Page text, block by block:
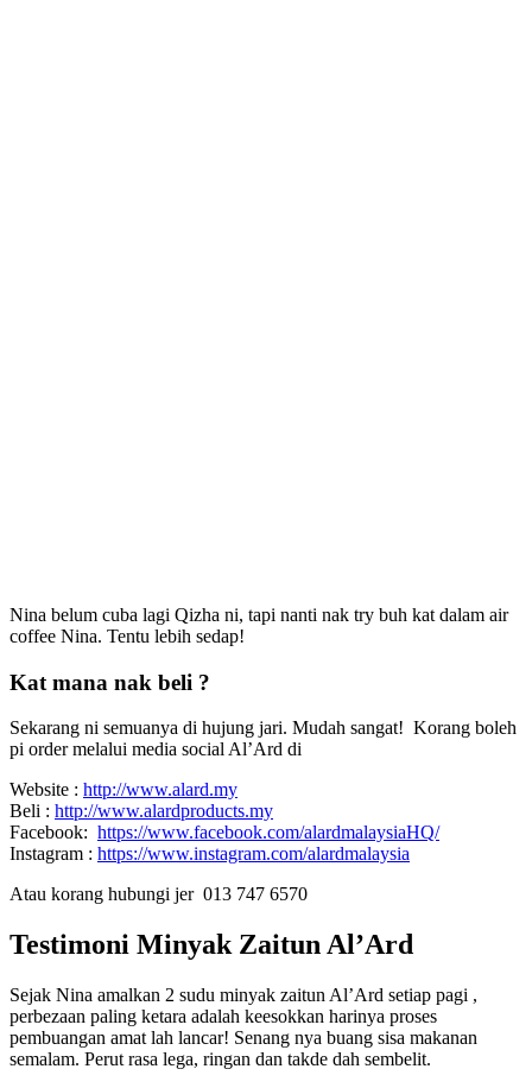
Nina belum cuba lagi Qizha ni, tapi nanti nak try buh kat dalam air
coffee Nina. Tentu lebih sedap!
Kat mana nak beli ?
Sekarang ni semuanya di hujung jari. Mudah sangat! Korang boleh
pi order melalui media social Al’Ard di
Website : http://www.alard.my
Beli : http://www.alardproducts.my
Facebook: https://www.facebook.com/alardmalaysiaHQ/
Instagram : https://www.instagram.com/alardmalaysia
Atau korang hubungi jer 013 747 6570
Testimoni Minyak Zaitun Al’Ard
Sejak Nina amalkan 2 sudu minyak zaitun Al’Ard setiap pagi ,
perbezaan paling ketara adalah keesokkan harinya proses
pembuangan amat lah lancar! Senang nya buang sisa makanan
semalam. Perut rasa lega, ringan dan takde dah sembelit.